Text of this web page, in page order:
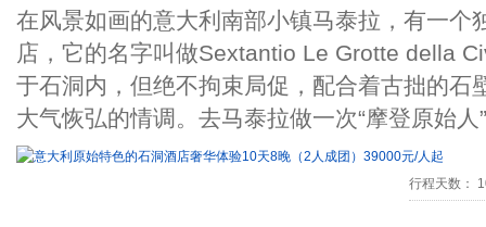
在风景如画的意大利南部小镇马泰拉，有一个
店，它的名字叫做Sextantio Le Grotte della
于石洞内，但绝不拘束局促，配合着古拙的石
大气恢弘的情调。去马泰拉做一次“摩登原始
行程天数：